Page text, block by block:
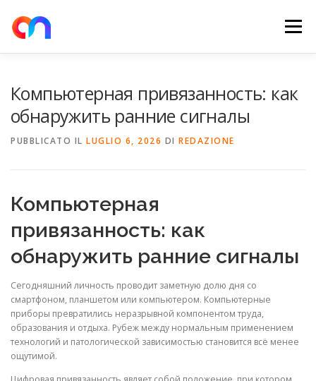
contenuto
Menu
Компьютерная привязанность: как
обнаружить ранние сигналы
PUBBLICATO IL LUGLIO 6, 2026 DI REDAZIONE
Компьютерная
привязанность: как
обнаружить ранние сигналы
Сегодняшний личность проводит заметную долю дня со
смартфоном, планшетом или компьютером. Компьютерные
приборы превратились неразрывной компонентом труда,
образования и отдыха. Рубеж между нормальным применением
технологий и патологической зависимостью становится всё менее
ощутимой.